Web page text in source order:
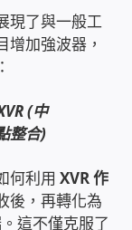
現了與一般工
加強波器，
(中
整合)
何利用XVR 作
後，再轉化為
這不僅克服了